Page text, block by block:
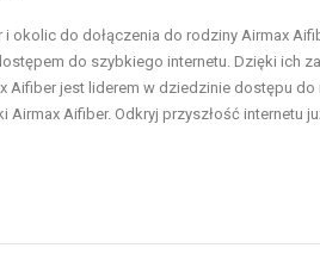
okolic do dołączenia do rodziny Airmax
do szybkiego internetu. Dzięki ich
Aifiber jest liderem w dziedzinie dostępu
Aifiber. Odkryj przyszłość internetu